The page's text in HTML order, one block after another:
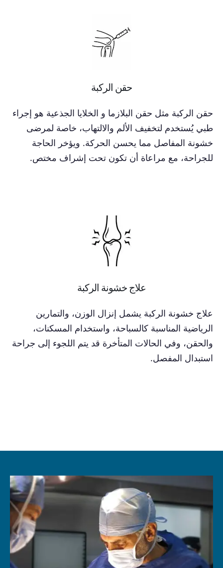
حقن الركبة
حقن الركبة مثل حقن البلازما و الخلايا الجذعية هو إجراء
طبي يُستخدم لتخفيف الألم والالتهاب، خاصة لمرضى
خشونة المفاصل مما يحسن الحركة. ويؤخر الحاجة
للجراحة، مع مراعاة أن تكون تحت إشراف مختص.
علاج خشونة الركبة
علاج خشونة الركبة يشمل إنزال الوزن، والتمارين
الرياضية المناسبة كالسباحة، واستخدام المسكنات،
والحقن، وفي الحالات المتأخرة قد يتم اللجوء إلى جراحة
استبدال المفصل.